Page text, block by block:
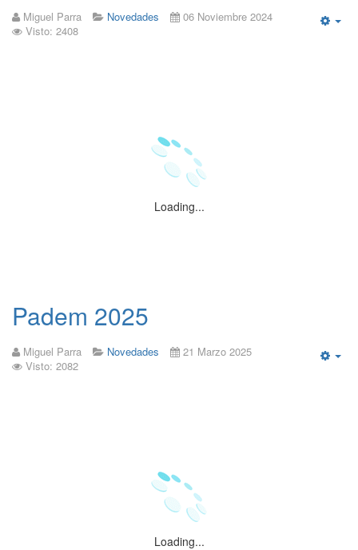
Miguel Parra Novedades
06 Noviembre 2024
Visto: 2408
Loading...
Padem 2025
Miguel Parra Novedades
21 Marzo 2025
Visto: 2082
Loading...